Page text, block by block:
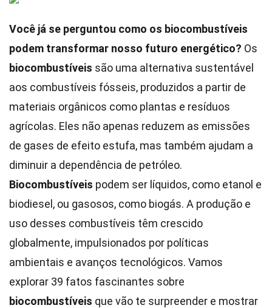
Você já se perguntou como os biocombustíveis
podem transformar nosso futuro energético? Os
biocombustíveis são uma alternativa sustentável
aos combustíveis fósseis, produzidos a partir de
materiais orgânicos como plantas e resíduos
agrícolas. Eles não apenas reduzem as emissões
de gases de efeito estufa, mas também ajudam a
diminuir a dependência de petróleo.
Biocombustíveis podem ser líquidos, como etanol e
biodiesel, ou gasosos, como biogás. A produção e
uso desses combustíveis têm crescido
globalmente, impulsionados por políticas
ambientais e avanços tecnológicos. Vamos
explorar 39 fatos fascinantes sobre
biocombustíveis que vão te surpreender e mostrar